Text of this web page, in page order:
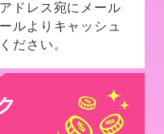
ドレス宛にメール
ルよりキャッシュ
ださい。